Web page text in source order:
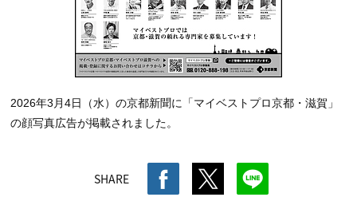
2026年3月4日（水）の京都新聞に「マイベストプロ京都・滋賀」
の顔写真広告が掲載されました。
SHARE